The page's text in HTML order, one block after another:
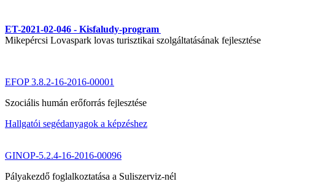
ET-2021-02-046 - Kisfaludy-program
Mikepércsi Lovaspark lovas turisztikai szolgáltatásának fejlesztése
EFOP 3.8.2-16-2016-00001
Szociális humán erőforrás fejlesztése
Hallgatói segédanyagok a képzéshez
GINOP-5.2.4-16-2016-00096
Pályakezdő foglalkoztatása a Suliszerviz-nél